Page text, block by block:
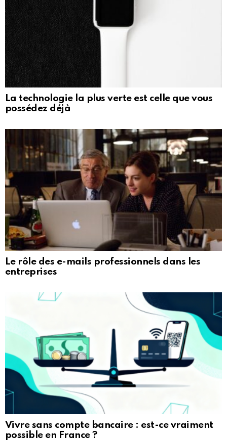
La technologie la plus verte est celle que vous
possédez déjà
Le rôle des e-mails professionnels dans les
entreprises
Vivre sans compte bancaire : est-ce vraiment
possible en France ?